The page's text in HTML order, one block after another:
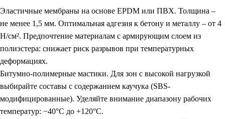
Эластичные мембраны на основе EPDM или ПВХ. Толщина –
не менее 1,5 мм. Оптимальная адгезия к бетону и металлу – от 4
Н/см². Предпочтение материалам с армирующим слоем из
полиэстера: снижает риск разрывов при температурных
деформациях.
Битумно-полимерные мастики. Для зон с высокой нагрузкой
выбирайте составы с содержанием каучука (SBS-
модифицированные). Уделяйте внимание диапазону рабочих
температур: −40°C до +120°C.